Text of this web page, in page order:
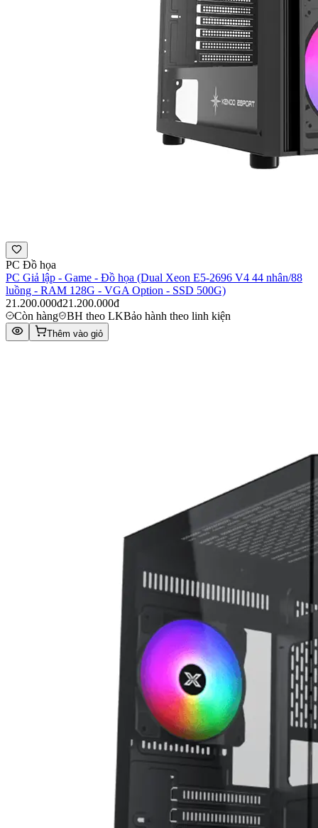
PC Đồ họa
PC Giả lập - Game - Đồ họa (Dual Xeon E5-2696 V4 44 nhân/88
luồng - RAM 128G - VGA Option - SSD 500G)
21.200.000đ21.200.000đ
Còn hàng
BH theo LKBảo hành theo linh kiện
Thêm vào giỏ